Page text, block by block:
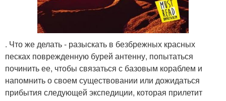
. Что же делать - разыскать в безбрежных красных
песках поврежденную бурей антенну, попытаться
починить ее, чтобы связаться с базовым кораблем и
напомнить о своем существовании или дожидаться
прибытия следующей экспедиции, которая прилетит